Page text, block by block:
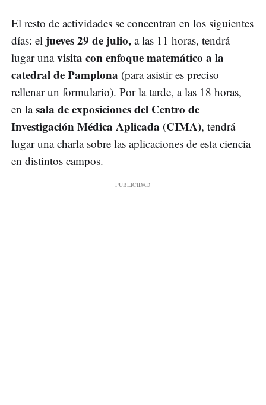
El resto de actividades se concentran en los siguientes
días: el jueves 29 de julio, a las 11 horas, tendrá
lugar unavisita con enfoque matemático a la
catedral de Pamplona (para asistir es preciso
rellenar un formulario). Por la tarde, a las 18 horas,
en lasala de exposiciones del Centro de
Investigación Médica Aplicada (CIMA), tendrá
lugar una charla sobre las aplicaciones de esta ciencia
en distintos campos.